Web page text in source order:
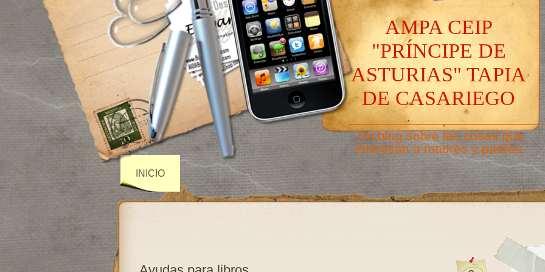
AMPA CEIP
"PRÍNCIPE DE
ASTURIAS" TAPIA
DE CASARIEGO
Un blog sobre las cosas que
interesan a madres y padres.
INICIO